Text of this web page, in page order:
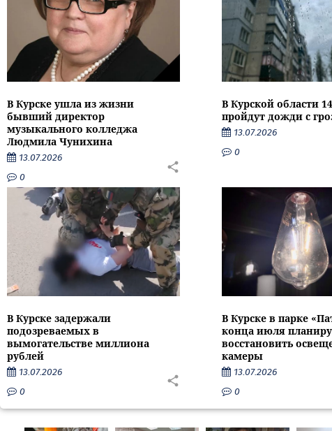
В Курске ушла из жизни
бывший директор
музыкального колледжа
Людмила Чунихина
13.07.2026
0
В Курской области
пройдут дожди с
13.07.2026
0
В Курске задержали
подозреваемых в
вымогательстве миллиона
рублей
13.07.2026
0
В Курске в парке
конца июля
восстановить
камеры
13.07.2026
0